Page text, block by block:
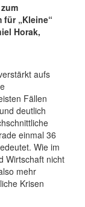
„Kleine“
Horak,
aufs
Fällen
deutlich
einmal 36
Wie im
Wirtschaft nicht
mehr
Krisen